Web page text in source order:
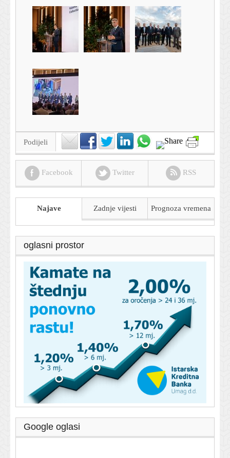
Podijeli
Facebook Twitter RSS
Najave Zadnje vijesti Prognoza vremena
oglasni prostor
Google oglasi